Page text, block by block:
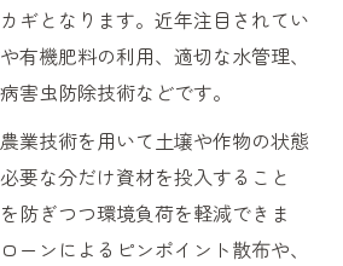
ギとなります。近年注目されてい
有機肥料の利用、適切な水管理、
害虫防除技術などです。
業技術を用いて土壌や作物の状態
要な分だけ資材を投入すること
防ぎつつ環境負荷を軽減できま
ーンによるピンポイント散布や、